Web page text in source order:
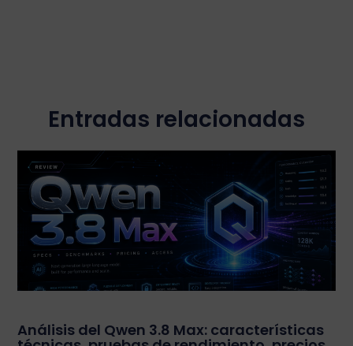
Entradas relacionadas
Análisis del Qwen 3.8 Max: características